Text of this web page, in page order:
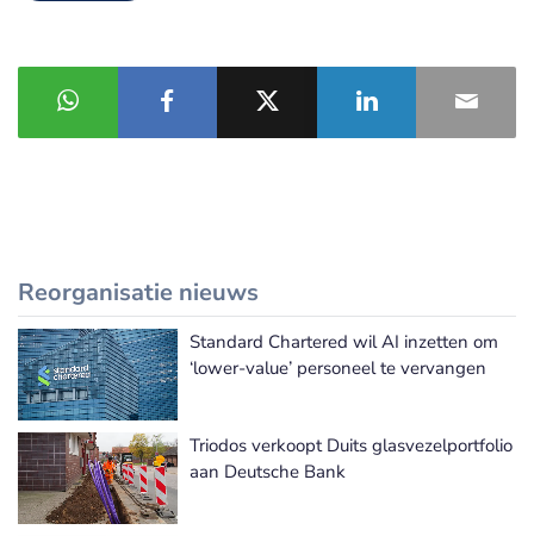
Reorganisatie nieuws
Meer Reorganisatie nieuws
Standard Chartered wil AI inzetten om
‘lower-value’ personeel te vervangen
Triodos verkoopt Duits glasvezelportfolio
aan Deutsche Bank